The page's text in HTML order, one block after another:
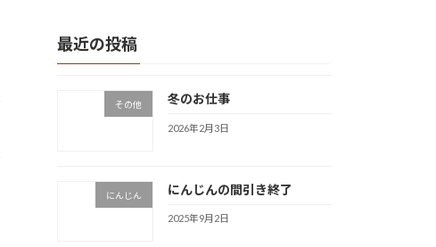
最近の投稿
その他 冬のお仕事
2026年2月3日
にんじん にんじんの間引き終了
2025年9月2日